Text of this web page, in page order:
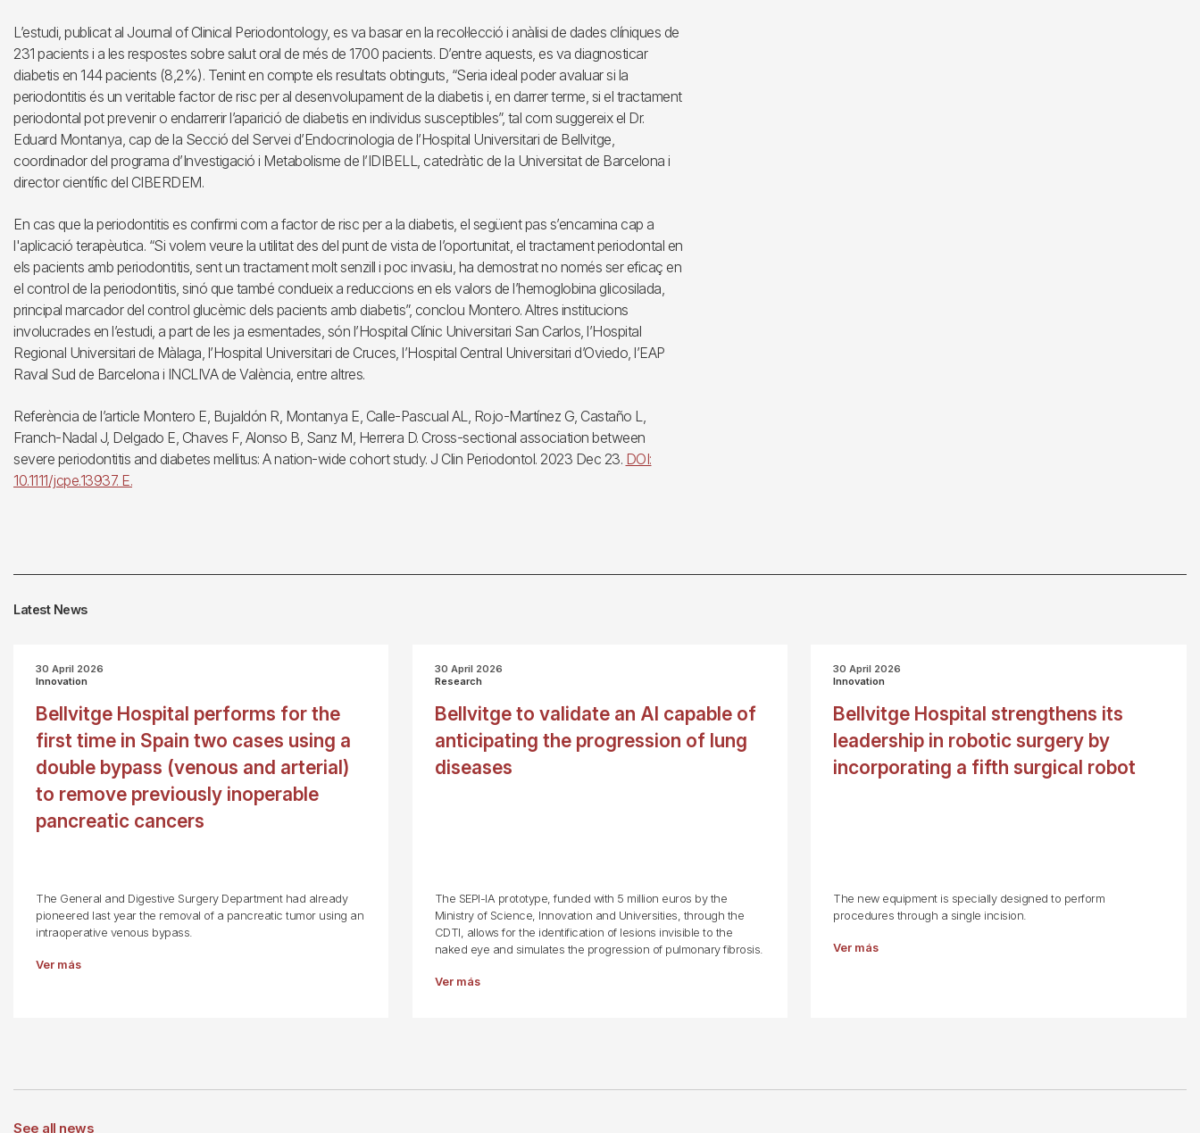
L’estudi, publicat al Journal of Clinical Periodontology, es va basar en la recol·lecció i anàlisi de dades clíniques de
231 pacients i a les respostes sobre salut oral de més de 1700 pacients. D’entre aquests, es va diagnosticar
diabetis en 144 pacients (8,2%). Tenint en compte els resultats obtinguts, “Seria ideal poder avaluar si la
periodontitis és un veritable factor de risc per al desenvolupament de la diabetis i, en darrer terme, si el tractament
periodontal pot prevenir o endarrerir l’aparició de diabetis en individus susceptibles”, tal com suggereix el Dr.
Eduard Montanya, cap de la Secció del Servei d’Endocrinologia de l’Hospital Universitari de Bellvitge,
coordinador del programa d’Investigació i Metabolisme de l’IDIBELL, catedràtic de la Universitat de Barcelona i
director científic del CIBERDEM.
En cas que la periodontitis es confirmi com a factor de risc per a la diabetis, el següent pas s’encamina cap a
l'aplicació terapèutica. “Si volem veure la utilitat des del punt de vista de l’oportunitat, el tractament periodontal en
els pacients amb periodontitis, sent un tractament molt senzill i poc invasiu, ha demostrat no només ser eficaç en
el control de la periodontitis, sinó que també condueix a reduccions en els valors de l’hemoglobina glicosilada,
principal marcador del control glucèmic dels pacients amb diabetis”, conclou Montero. Altres institucions
involucrades en l’estudi, a part de les ja esmentades, són l’Hospital Clínic Universitari San Carlos, l’Hospital
Regional Universitari de Màlaga, l’Hospital Universitari de Cruces, l’Hospital Central Universitari d’Oviedo, l’EAP
Raval Sud de Barcelona i INCLIVA de València, entre altres.
Referència de l’article Montero E, Bujaldón R, Montanya E, Calle-Pascual AL, Rojo-Martínez G, Castaño L,
Franch-Nadal J, Delgado E, Chaves F, Alonso B, Sanz M, Herrera D. Cross-sectional association between
severe periodontitis and diabetes mellitus: A nation-wide cohort study. J Clin Periodontol. 2023 Dec 23. DOI:
10.1111/jcpe.13937. E.
Latest News
30 April 2026
Innovation
Bellvitge Hospital performs for the
first time in Spain two cases using a
double bypass (venous and arterial)
to remove previously inoperable
pancreatic cancers
The General and Digestive Surgery Department had already
pioneered last year the removal of a pancreatic tumor using an
intraoperative venous bypass.
Ver más
30 April 2026
Research
Bellvitge to validate an AI capable of
anticipating the progression of lung
diseases
The SEPI-IA prototype, funded with 5 million euros by the
Ministry of Science, Innovation and Universities, through the
CDTI, allows for the identification of lesions invisible to the
naked eye and simulates the progression of pulmonary fibrosis.
Ver más
30 April 2026
Innovation
Bellvitge Hospital strengthens its
leadership in robotic surgery by
incorporating a fifth surgical robot
The new equipment is specially designed to perform
procedures through a single incision.
Ver más
See all news